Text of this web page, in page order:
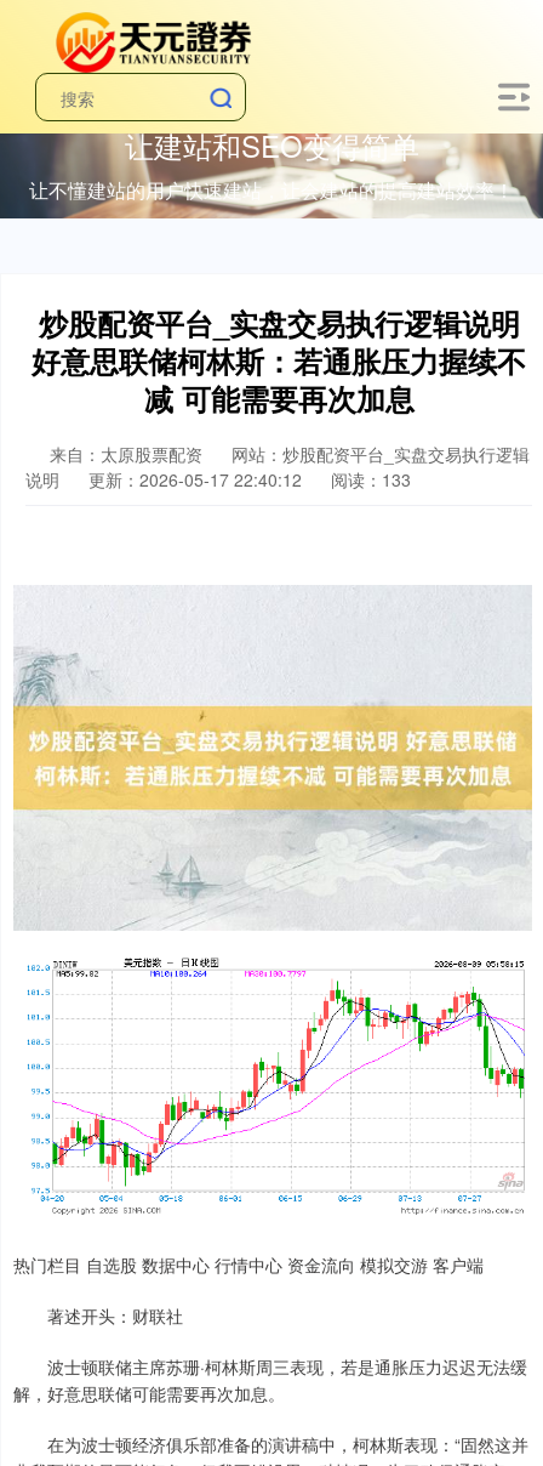
让建站和SEO变得简单
让不懂建站的用户快速建站，让会建站的提高建站效率！
炒股配资平台_实盘交易执行逻辑说明
好意思联储柯林斯：若通胀压力握续不
减 可能需要再次加息
来自：太原股票配资
网站：炒股配资平台_实盘交易执行逻辑
说明
更新：2026-05-17 22:40:12 阅读：133
热门栏目 自选股 数据中心 行情中心 资金流向 模拟交游 客户端
著述开头：财联社
波士顿联储主席苏珊·柯林斯周三表现，若是通胀压力迟迟无法缓
解，好意思联储可能需要再次加息。
在为波士顿经济俱乐部准备的演讲稿中，柯林斯表现：“固然这并